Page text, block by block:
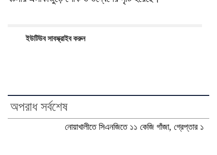
ইউটিউব সাবস্ক্রাইব করুন
অপরাধ সর্বশেষ
নোয়াখালীতে সিএনজিতে ১১ কেজি গাঁজা, গ্রেপ্তার ১